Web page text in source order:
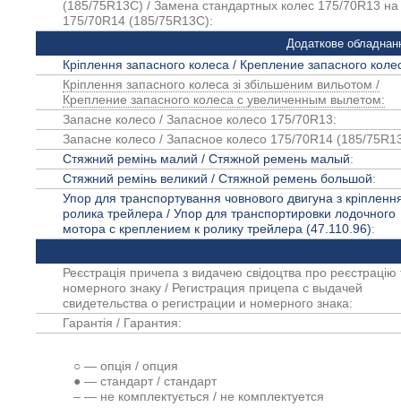
(185/75R13С) / Замена стандартных колес 175/70R13 на
175/70R14 (185/75R13С):
Додаткове
Кріплення запасного колеса / Крепление запасного
Кріплення запасного колеса зі збільшеним вильотом /
Крепление запасного колеса с увеличенным вылетом:
Запасне колесо / Запасное колесо 175/70R13:
Запасне колесо / Запасное колесо 175/70R14 (185/
Стяжний ремінь малий / Стяжной ремень малый:
Стяжний ремінь великий / Стяжной ремень большой:
Упор для транспортування човнового двигуна з
ролика трейлера / Упор для транспортировки лодочного
мотора с креплением к ролику трейлера (47.110.96):
Реєстрація причепа з видачею свідоцтва про реєстрацію
номерного знаку / Регистрация прицепа с выдачей
свидетельства о регистрации и номерного знака:
Гарантія / Гарантия:
○ — опція / опция
● — стандарт / стандарт
– — не комплектується / не комплектуется